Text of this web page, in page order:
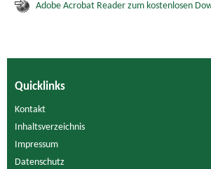
Adobe Acrobat Reader zum kostenlosen
Quicklinks
Kontakt
Inhaltsverzeichnis
Impressum
Datenschutz